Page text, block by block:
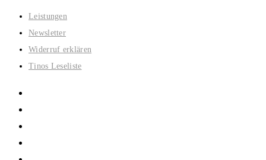
Zum
Inhalt
springen
Leistungen
Newsletter
Widerruf erklären
Tinos Leseliste